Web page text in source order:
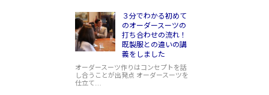
３分でわかる初めて
のオーダースーツの
打ち合わせの流れ！
既製服との違いの講
義をしました
オーダースーツ作りはコンセプトを話
し合うことが出発点 オーダースーツを
仕立て…